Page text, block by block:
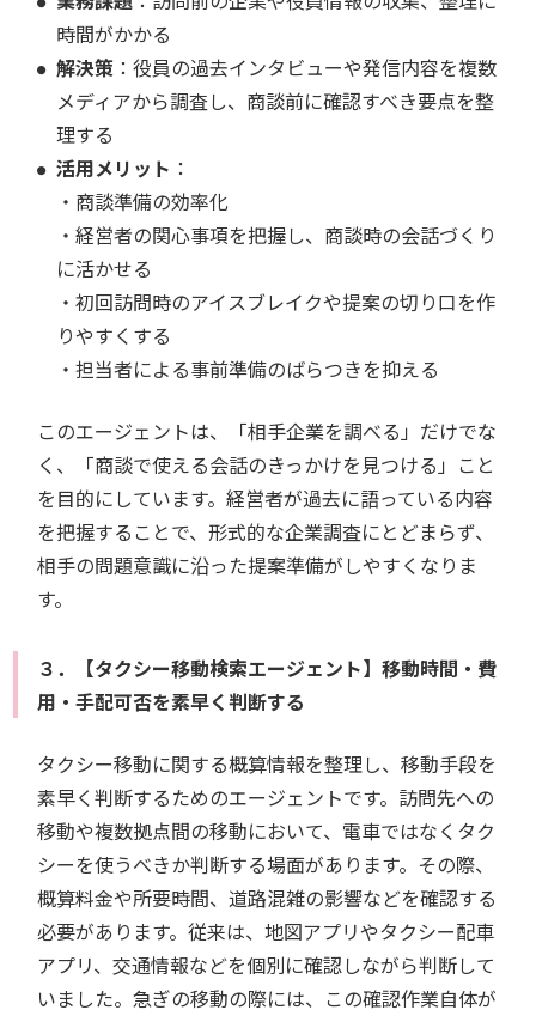
時間がかかる
解決策 ：役員の過去インタビューや発信内容を複数
メディアから調査し、商談前に確認すべき要点を整
理する
活用メリット ：
・商談準備の効率化
・経営者の関心事項を把握し、商談時の会話づくり
に活かせる
・初回訪問時のアイスブレイクや提案の切り口を作
りやすくする
・担当者による事前準備のばらつきを抑える
このエージェントは、「相手企業を調べる」だけでな
く、「商談で使える会話のきっかけを見つける」こと
を目的にしています。経営者が過去に語っている内容
を把握することで、形式的な企業調査にとどまらず、
相手の問題意識に沿った提案準備がしやすくなりま
す。
３．【タクシー移動検索エージェント】移動時間・費
用・手配可否を素早く判断する
タクシー移動に関する概算情報を整理し、移動手段を
素早く判断するためのエージェントです。訪問先への
移動や複数拠点間の移動において、電車ではなくタク
シーを使うべきか判断する場面があります。その際、
概算料金や所要時間、道路混雑の影響などを確認する
必要があります。従来は、地図アプリやタクシー配車
アプリ、交通情報などを個別に確認しながら判断して
いました。急ぎの移動の際には、この確認作業自体が